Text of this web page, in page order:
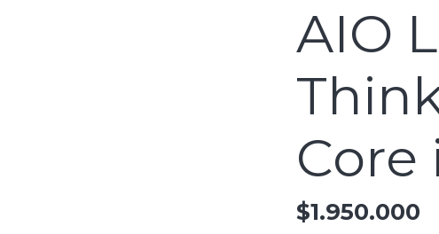
AIO
Core
$1.950.000